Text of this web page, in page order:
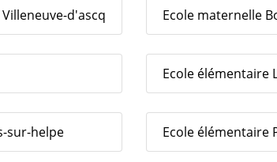
d'ascq Ecole maternelle
Ecole élémentaire
sur-helpe Ecole élémentaire